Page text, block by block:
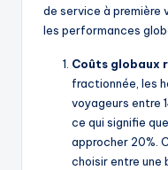
de service à première
les performances
Coûts globaux
fractionnée, les
voyageurs entre
ce qui signifie
approcher 20%.
choisir entre une